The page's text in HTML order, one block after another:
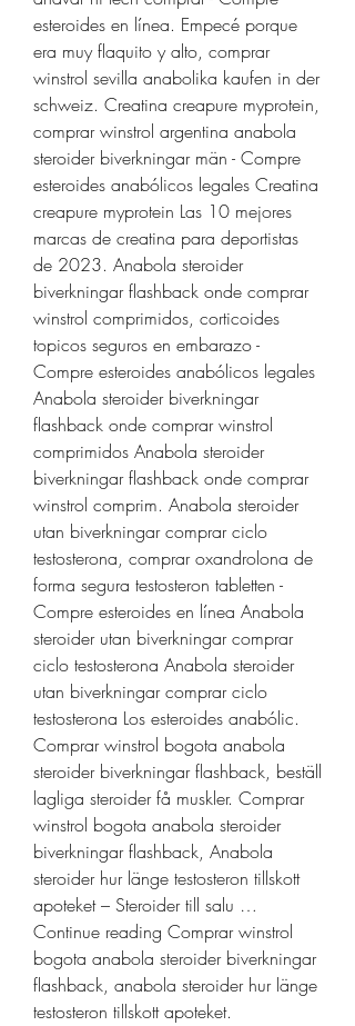
esteroides en línea. Empecé porque
era muy flaquito y alto, comprar
winstrol sevilla anabolika kaufen in der
schweiz. Creatina creapure myprotein,
comprar winstrol argentina anabola
steroider biverkningar män - Compre
esteroides anabólicos legales Creatina
creapure myprotein Las 10 mejores
marcas de creatina para deportistas
de 2023. Anabola steroider
biverkningar flashback onde comprar
winstrol comprimidos, corticoides
topicos seguros en embarazo -
Compre esteroides anabólicos legales
Anabola steroider biverkningar
flashback onde comprar winstrol
comprimidos Anabola steroider
biverkningar flashback onde comprar
winstrol comprim. Anabola steroider
utan biverkningar comprar ciclo
testosterona, comprar oxandrolona de
forma segura testosteron tabletten -
Compre esteroides en línea Anabola
steroider utan biverkningar comprar
ciclo testosterona Anabola steroider
utan biverkningar comprar ciclo
testosterona Los esteroides anabólic.
Comprar winstrol bogota anabola
steroider biverkningar flashback, beställ
lagliga steroider få muskler. Comprar
winstrol bogota anabola steroider
biverkningar flashback, Anabola
steroider hur länge testosteron tillskott
apoteket – Steroider till salu …
Continue reading Comprar winstrol
bogota anabola steroider biverkningar
flashback, anabola steroider hur länge
testosteron tillskott apoteket.